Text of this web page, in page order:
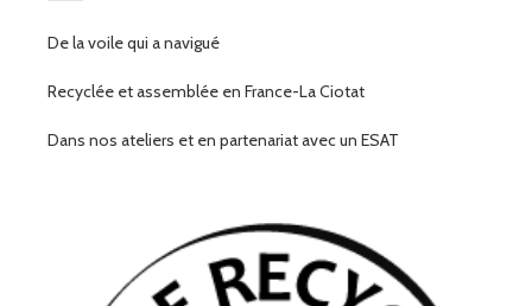
De la voile qui a navigué
Recyclée et assemblée en France-La Ciotat
Dans nos ateliers et en partenariat avec un ESAT